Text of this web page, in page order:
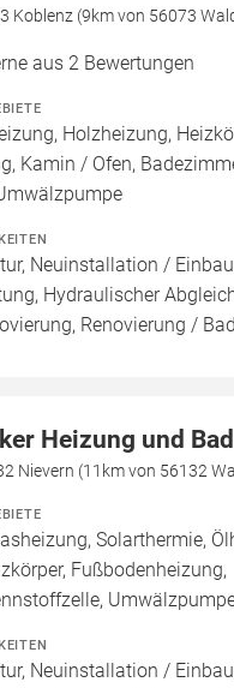
Koblenz (9km von 56073
aus 2 Bewertungen
Holzheizung,
Kamin / Ofen,
Neuinstallation /
Hydraulischer
Renovierung /
Heizung und Bad
Nievern (11km von 56132
Solarthermie,
Fußbodenheizung,
Neuinstallation /